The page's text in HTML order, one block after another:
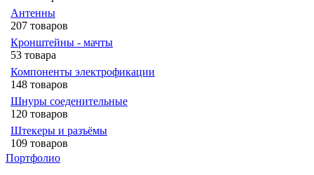
Антенны
207 товаров
Кронштейны - мачты
53 товара
Компоненты электрофикации
148 товаров
Шнуры соеденительные
120 товаров
Штекеры и разъёмы
109 товаров
Портфолио